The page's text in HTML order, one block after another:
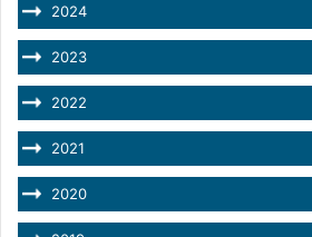
2024
2023
2022
2021
2020